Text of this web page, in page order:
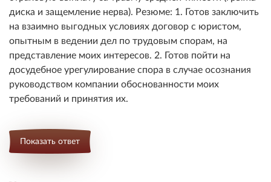
диска и защемление нерва). Резюме: 1. Готов заключить
на взаимно выгодных условиях договор с юристом,
опытным в ведении дел по трудовым спорам, на
представление моих интересов. 2. Готов пойти на
досудебное урегулирование спора в случае осознания
руководством компании обоснованности моих
требований и принятия их.
Показать ответ